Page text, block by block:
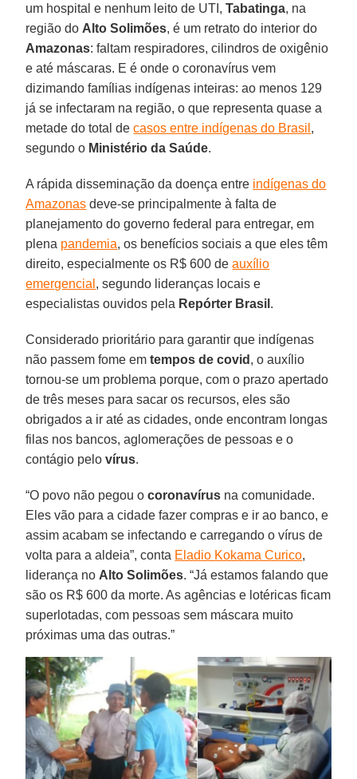
um hospital e nenhum leito de UTI,Tabatinga, na
região do Alto Solimões, é um retrato do interior do
Amazonas: faltam respiradores, cilindros de oxigênio
e até máscaras. E é onde o coronavírus vem
dizimando famílias indígenas inteiras: ao menos 129
já se infectaram na região, o que representa quase a
metade do total decasos entre indígenas do Brasil ,
segundo o Ministério da Saúde.
A rápida disseminação da doença entre indígenas do
Amazonas deve-se principalmente à falta de
planejamento do governo federal para entregar, em
plena pandemia, os benefícios sociais a que eles têm
direito, especialmente os R$ 600 de auxílio
emergencial , segundo lideranças locais e
especialistas ouvidos pela Repórter Brasil .
Considerado prioritário para garantir que indígenas
não passem fome em tempos de covid , o auxílio
tornou-se um problema porque, com o prazo apertado
de três meses para sacar os recursos, eles são
obrigados a ir até as cidades, onde encontram longas
filas nos bancos, aglomerações de pessoas e o
contágio pelovírus.
“O povo não pegou ocoronavírus na comunidade.
Eles vão para a cidade fazer compras e ir ao banco, e
assim acabam se infectando e carregando o vírus de
volta para a aldeia”, conta Eladio Kokama Curico,
liderança no Alto Solimões. “Já estamos falando que
são os R$ 600 da morte. As agências e lotéricas ficam
superlotadas, com pessoas sem máscara muito
próximas uma das outras.”